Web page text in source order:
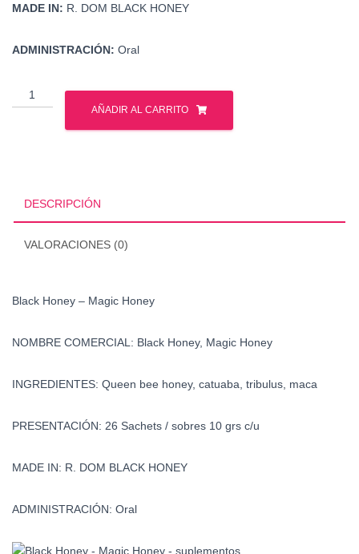
MADE IN: R. DOM BLACK HONEY
ADMINISTRACIÓN: Oral
Black
Honey
AÑADIR AL CARRITO
DESCRIPCIÓN
VALORACIONES (0)
Black Honey – Magic Honey
NOMBRE COMERCIAL: Black Honey, Magic Honey
INGREDIENTES: Queen bee honey, catuaba, tribulus, maca
PRESENTACIÓN: 26 Sachets / sobres 10 grs c/u
MADE IN: R. DOM BLACK HONEY
ADMINISTRACIÓN: Oral